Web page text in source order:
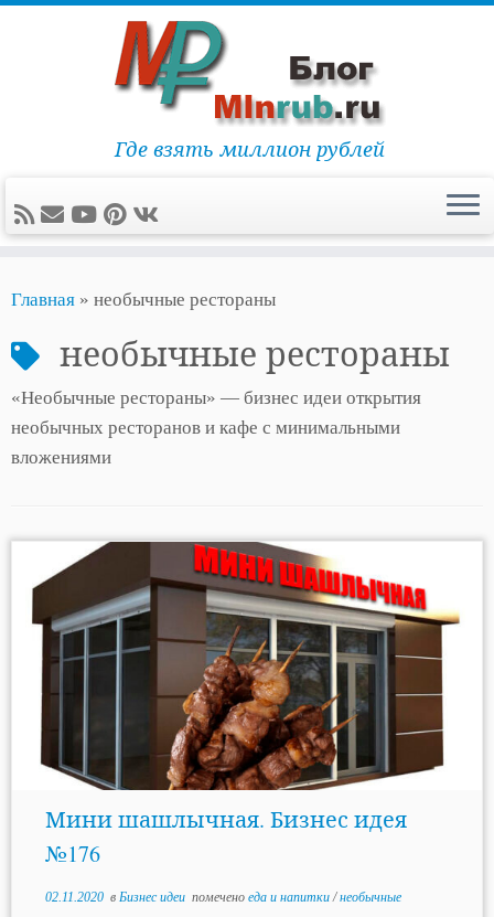
Где взять миллион рублей
Главная » необычные рестораны
необычные рестораны
«Необычные рестораны» — бизнес идеи открытия
необычных ресторанов и кафе с минимальными
вложениями
Мини шашлычная. Бизнес идея
№176
02.11.2020в Бизнес идеи помечено еда и напитки/необычные